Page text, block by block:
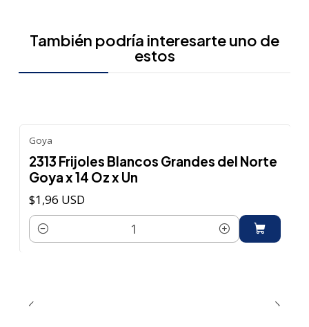
También podría interesarte uno de
estos
Goya
2313 Frijoles Blancos Grandes del Norte
Goya x 14 Oz x Un
$1,96 USD
Cantidad